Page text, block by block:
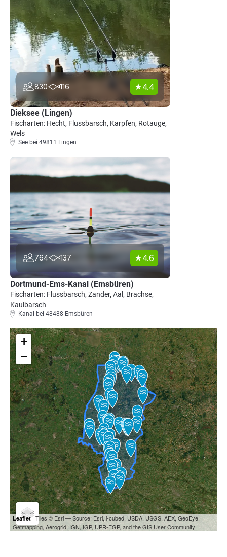
830 116 4.4
Dieksee (Lingen)
Fischarten: Hecht, Flussbarsch, Karpfen, Rotauge,
Wels
See bei 49811 Lingen
764 137 4.6
Dortmund-Ems-Kanal (Emsbüren)
Fischarten: Flussbarsch, Zander, Aal, Brachse,
Kaulbarsch
Kanal bei 48488 Emsbüren
+
−
Leaflet| Tiles © Esri — Source: Esri, i-cubed, USDA, USGS, AEX, GeoEye,
Getmapping, Aerogrid, IGN, IGP, UPR-EGP, and the GIS User Community